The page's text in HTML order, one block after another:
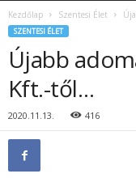
Kezdőlap Szentesi Élet
SZENTESI ÉLET
Újabb
Kft.-től…
2020.11.13. 416